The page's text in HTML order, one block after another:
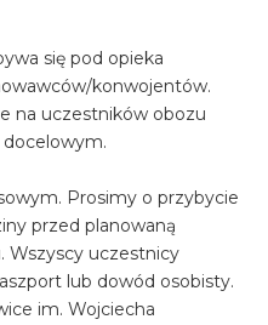
się pod opieka
konwojentów.
na uczestników obozu
Prosimy o przybycie
przed planowaną
Wszyscy uczestnicy
lub dowód osobisty.
im. Wojciecha